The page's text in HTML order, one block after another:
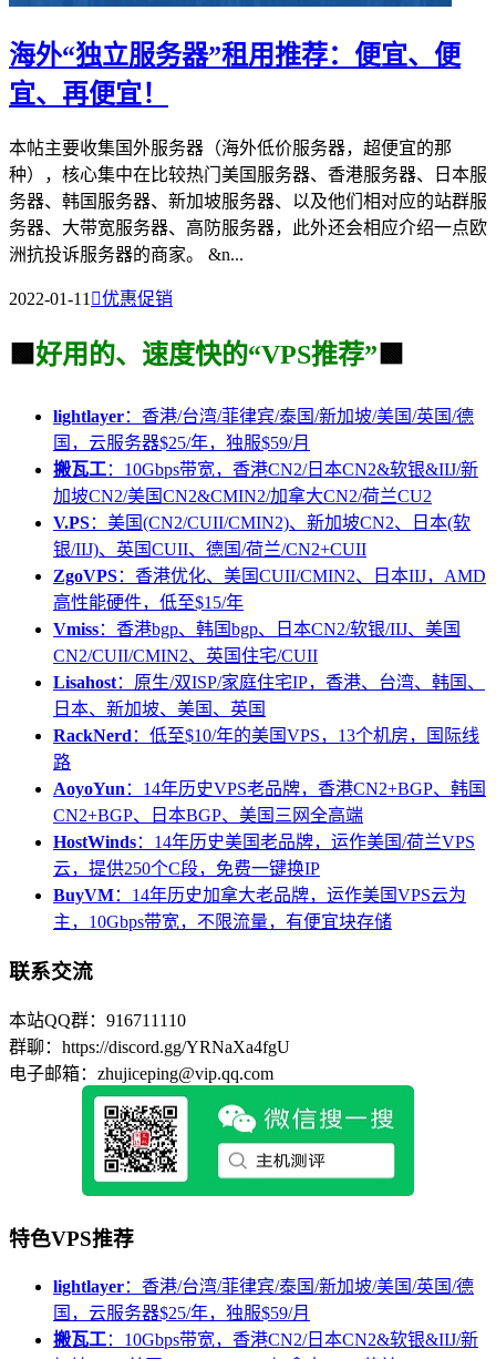
海外“独立服务器”租用推荐：便宜、便
宜、再便宜！
本帖主要收集国外服务器（海外低价服务器，超便宜的那
种），核心集中在比较热门美国服务器、香港服务器、日本服
务器、韩国服务器、新加坡服务器、以及他们相对应的站群服
务器、大带宽服务器、高防服务器，此外还会相应介绍一点欧
洲抗投诉服务器的商家。 &n...
2022-01-11 优惠促销
🟩 好用的、速度快的“VPS推荐” 🟩
lightlayer：香港/台湾/菲律宾/泰国/新加坡/美国/英国/德
国，云服务器$25/年，独服$59/月
搬瓦工：10Gbps带宽，香港CN2/日本CN2&软银&IIJ/新
加坡CN2/美国CN2&CMIN2/加拿大CN2/荷兰CU2
V.PS：美国(CN2/CUII/CMIN2)、新加坡CN2、日本(软
银/IIJ)、英国CUII、德国/荷兰/CN2+CUII
ZgoVPS：香港优化、美国CUII/CMIN2、日本IIJ，AMD
高性能硬件，低至$15/年
Vmiss：香港bgp、韩国bgp、日本CN2/软银/IIJ、美国
CN2/CUII/CMIN2、英国住宅/CUII
Lisahost：原生/双ISP/家庭住宅IP，香港、台湾、韩国、
日本、新加坡、美国、英国
RackNerd：低至$10/年的美国VPS，13个机房，国际线
路
AoyoYun：14年历史VPS老品牌，香港CN2+BGP、韩国
CN2+BGP、日本BGP、美国三网全高端
HostWinds：14年历史美国老品牌，运作美国/荷兰VPS
云，提供250个C段，免费一键换IP
BuyVM：14年历史加拿大老品牌，运作美国VPS云为
主，10Gbps带宽，不限流量，有便宜块存储
联系交流
本站QQ群：916711110
群聊：https://discord.gg/YRNaXa4fgU
电子邮箱：zhujiceping@vip.qq.com
特色VPS推荐
lightlayer：香港/台湾/菲律宾/泰国/新加坡/美国/英国/德
国，云服务器$25/年，独服$59/月
搬瓦工：10Gbps带宽，香港CN2/日本CN2&软银&IIJ/新